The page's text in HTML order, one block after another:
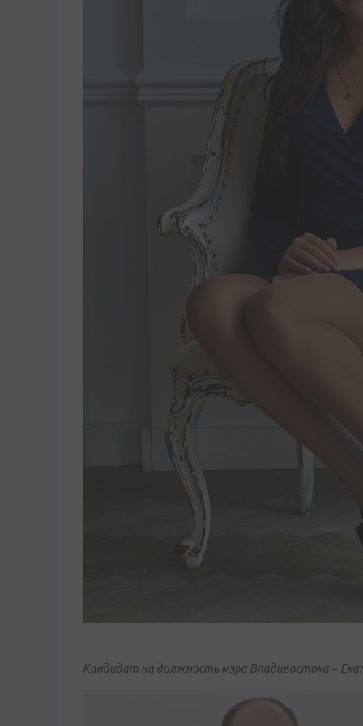
Кандидат на должность мэра Владивостока–